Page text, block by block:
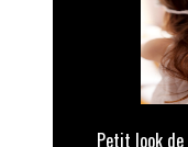
Petit look de